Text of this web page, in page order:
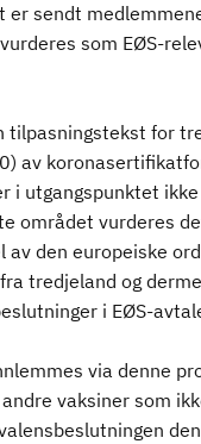
er sendt
som EØS-
tilpasningstekst for
av
i utgangspunktet
området vurderes
av den europeiske
tredjeland og
i EØS-
via denne
vaksiner som